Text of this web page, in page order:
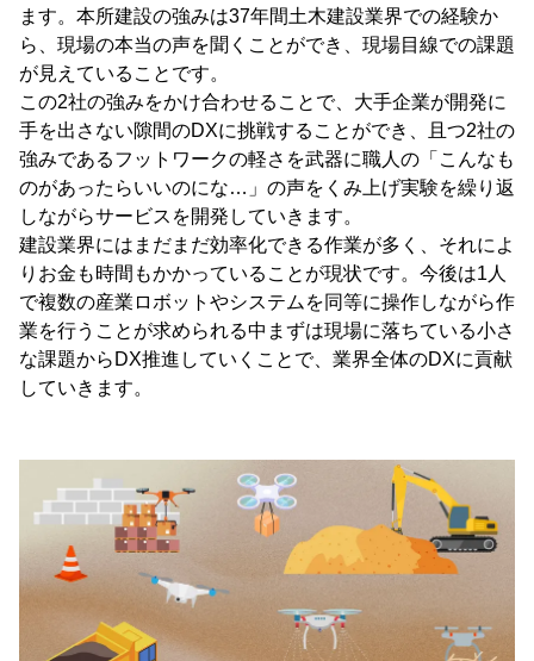
ます。本所建設の強みは37年間土木建設業界での経験か
ら、現場の本当の声を聞くことができ、現場目線での課題
が見えていることです。
この2社の強みをかけ合わせることで、大手企業が開発に
手を出さない隙間のDXに挑戦することができ、且つ2社の
強みであるフットワークの軽さを武器に職人の「こんなも
のがあったらいいのにな…」の声をくみ上げ実験を繰り返
しながらサービスを開発していきます。
建設業界にはまだまだ効率化できる作業が多く、それによ
りお金も時間もかかっていることが現状です。今後は1人
で複数の産業ロボットやシステムを同等に操作しながら作
業を行うことが求められる中まずは現場に落ちている小さ
な課題からDX推進していくことで、業界全体のDXに貢献
していきます。